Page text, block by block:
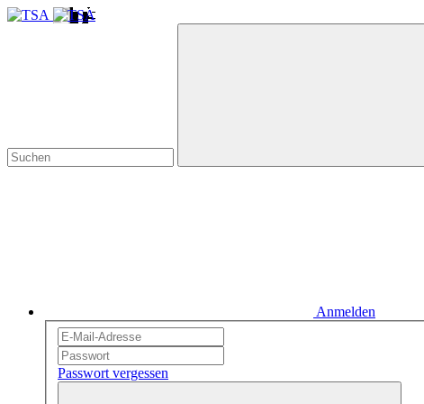
Anmelden
Passwort vergessen